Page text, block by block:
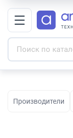
Производители